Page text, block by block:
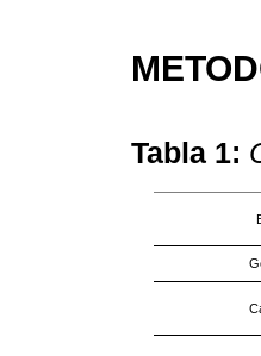
Tabla 1: